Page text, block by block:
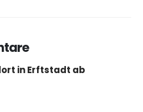
in Erftstadt ab